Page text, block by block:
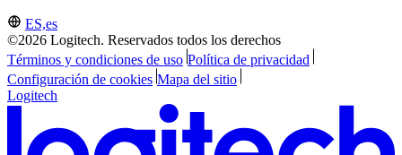
ES,es
©2026 Logitech. Reservados todos los derechos
Términos y condiciones de uso Política de privacidad
Configuración de cookies Mapa del sitio
Logitech